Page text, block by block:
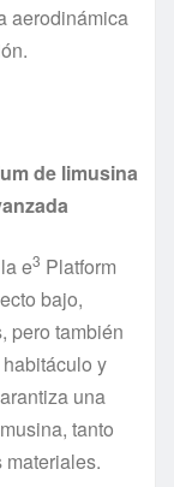
aerodinámica
de limusina
e3 Platform
bajo,
pero también
y
una
tanto